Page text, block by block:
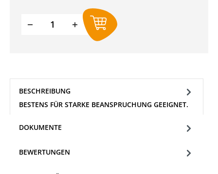
Produkt Anzahl: Gib den
BESCHREIBUNG
BESTENS FÜR STARKE BEANSPRUCHUNG GEEIGNET.
DOKUMENTE
BEWERTUNGEN